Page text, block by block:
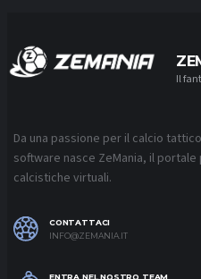
Il
Da una passione per il calcio
software nasce ZeMania, il portale
calcistiche virtuali.
CONTATTACI
INFO@ZEMANIA.IT